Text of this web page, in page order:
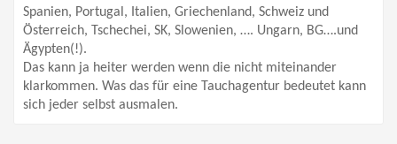
Spanien, Portugal, Italien, Griechenland, Schweiz und
Österreich, Tschechei, SK, Slowenien, …. Ungarn, BG….und
Ägypten(!).
Das kann ja heiter werden wenn die nicht miteinander
klarkommen. Was das für eine Tauchagentur bedeutet kann
sich jeder selbst ausmalen.